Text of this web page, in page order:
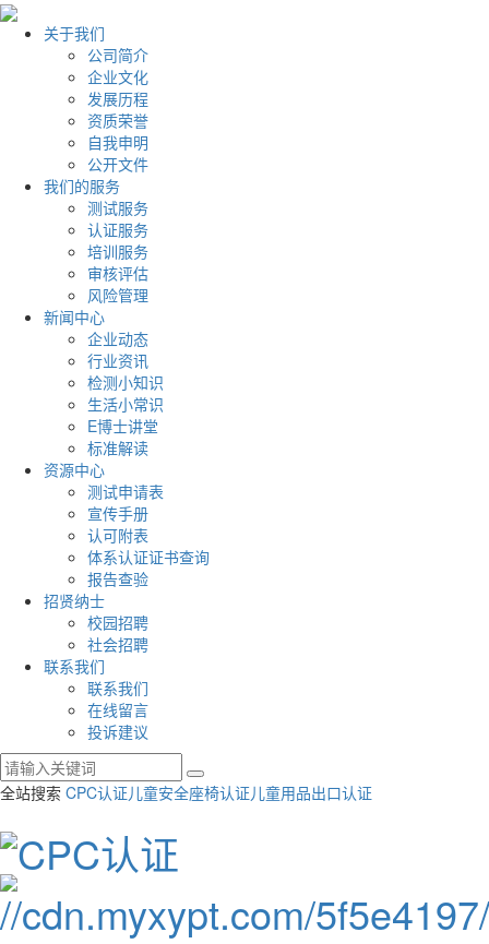
关于我们
公司简介
企业文化
发展历程
资质荣誉
自我申明
公开文件
我们的服务
测试服务
认证服务
培训服务
审核评估
风险管理
新闻中心
企业动态
行业资讯
检测小知识
生活小常识
E博士讲堂
标准解读
资源中心
测试申请表
宣传手册
认可附表
体系认证证书查询
报告查验
招贤纳士
校园招聘
社会招聘
联系我们
联系我们
在线留言
投诉建议
全站搜索 CPC认证儿童安全座椅认证儿童用品出口认证